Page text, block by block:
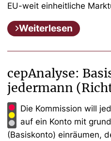
EU-weit einheitliche
Weiterlesen
cepAnalyse:
jedermann
Die Kommission will
auf ein Konto mit
(Basiskonto) einräumen,